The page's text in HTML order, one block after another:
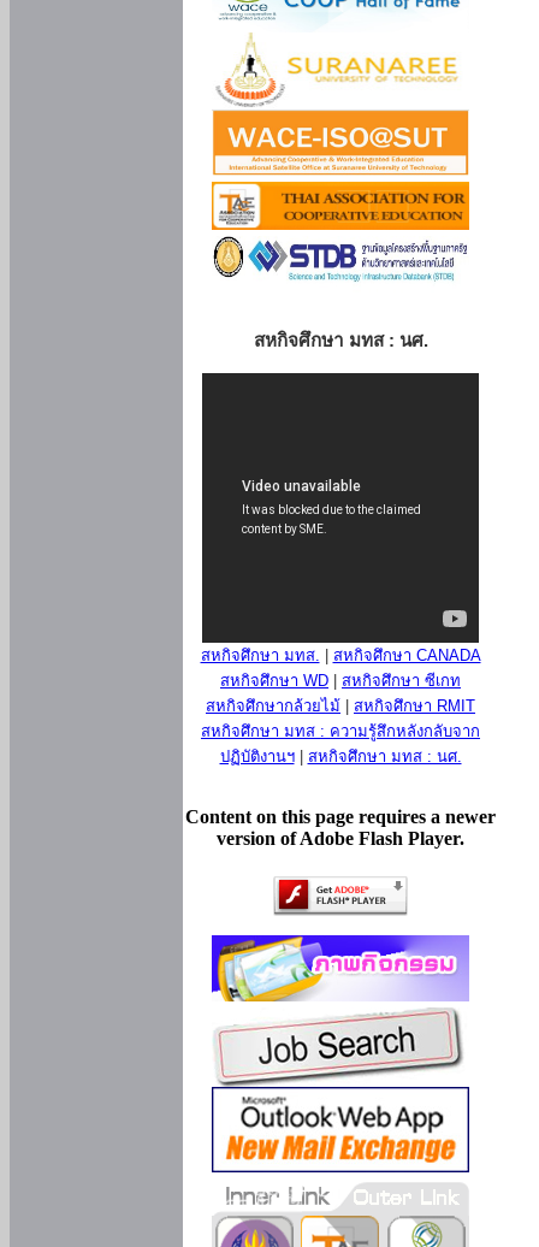
สหกิจศึกษา มทส : นศ.
สหกิจศึกษา มทส.
สหกิจศึกษา CANADA
สหกิจศึกษา WD
สหกิจศึกษา ซีเกท
สหกิจศึกษากล้วยไม้
สหกิจศึกษา RMIT
สหกิจศึกษา มทส : ความรู้สึกหลังกลับจาก
ปฏิบัติงานฯ| สหกิจศึกษา มทส : นศ.
Content on this page requires a newer
version of Adobe Flash Player.